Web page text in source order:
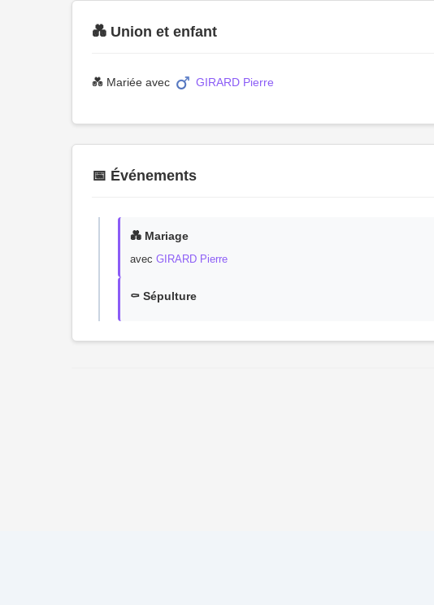
💑 Union et enfant
💑 Mariée avec GIRARD Pierre
📅 Événements
💑 Mariage
avec GIRARD Pierre
⚰️ Sépulture